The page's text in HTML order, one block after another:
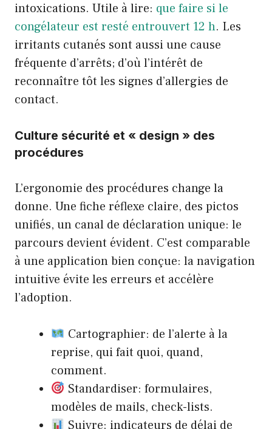
intoxications. Utile à lire: que faire si le
congélateur est resté entrouvert 12 h. Les
irritants cutanés sont aussi une cause
fréquente d’arrêts; d’où l’intérêt de
reconnaître tôt les signes d’allergies de
contact.
Culture sécurité et « design » des
procédures
L’ergonomie des procédures change la
donne. Une fiche réflexe claire, des pictos
unifiés, un canal de déclaration unique: le
parcours devient évident. C’est comparable
à une application bien conçue: la navigation
intuitive évite les erreurs et accélère
l’adoption.
Cartographier: de l’alerte à la
reprise, qui fait quoi, quand,
comment.
Standardiser: formulaires,
modèles de mails, check-lists.
Suivre: indicateurs de délai de